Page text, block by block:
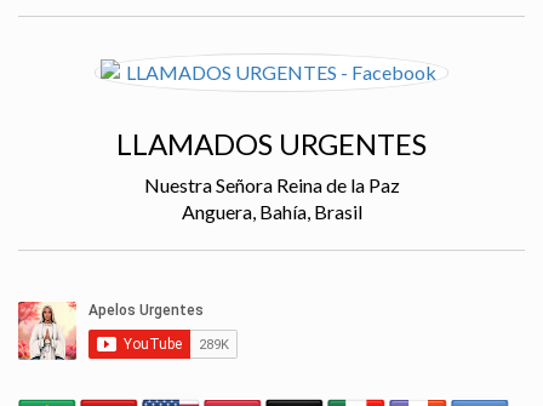
LLAMADOS URGENTES
Nuestra Señora Reina de la Paz
Anguera, Bahía, Brasil